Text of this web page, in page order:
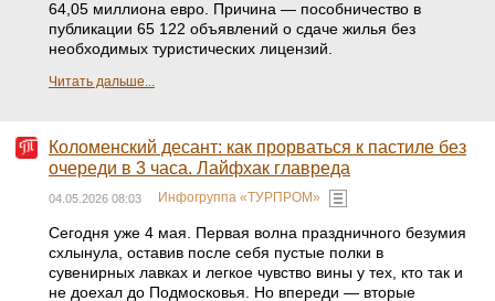
64,05 миллиона евро. Причина — пособничество в
публикации 65 122 объявлений о сдаче жилья без
необходимых туристических лицензий.
Читать дальше...
Коломенский десант: как прорваться к пастиле без
очереди в 3 часа. Лайфхак главреда
04.05.2026 08:03 Инфогруппа «ТУРПРОМ»
Сегодня уже 4 мая. Первая волна праздничного безумия
схлынула, оставив после себя пустые полки в
сувенирных лавках и легкое чувство вины у тех, кто так и
не доехал до Подмосковья. Но впереди — вторые